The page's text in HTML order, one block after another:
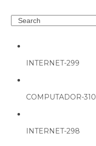
Search
INTERNET-299
COMPUTADOR-310
INTERNET-298